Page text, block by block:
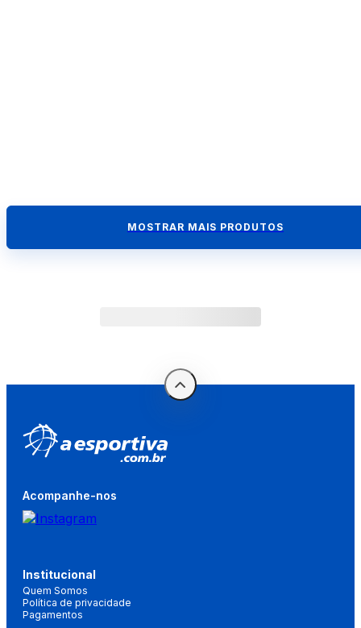
MOSTRAR MAIS PRODUTOS
Acompanhe-nos
Institucional
Quem Somos
Política de privacidade
Pagamentos